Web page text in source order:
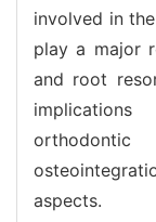
involved in
play a major
and root
orthodontic
aspects.